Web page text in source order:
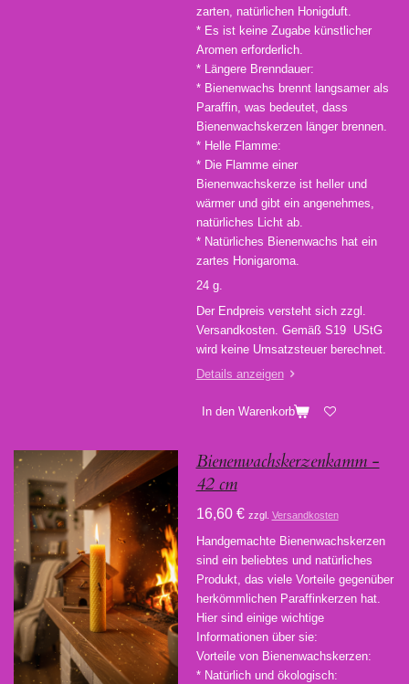
zarten, natürlichen Honigduft.
* Es ist keine Zugabe künstlicher
Aromen erforderlich.
* Längere Brenndauer:
* Bienenwachs brennt langsamer als
Paraffin, was bedeutet, dass
Bienenwachskerzen länger brennen.
* Helle Flamme:
* Die Flamme einer
Bienenwachskerze ist heller und
wärmer und gibt ein angenehmes,
natürliches Licht ab.
* Natürliches Bienenwachs hat ein
zartes Honigaroma.
24 g.
Der Endpreis versteht sich zzgl.
Versandkosten. Gemäß S19 UStG
wird keine Umsatzsteuer berechnet.
Details anzeigen
In den Warenkorb
Bienenwachskerzenkamm -
42 cm
16,60 € zzgl. Versandkosten
Handgemachte Bienenwachskerzen
sind ein beliebtes und natürliches
Produkt, das viele Vorteile gegenüber
herkömmlichen Paraffinkerzen hat.
Hier sind einige wichtige
Informationen über sie:
Vorteile von Bienenwachskerzen:
* Natürlich und ökologisch: